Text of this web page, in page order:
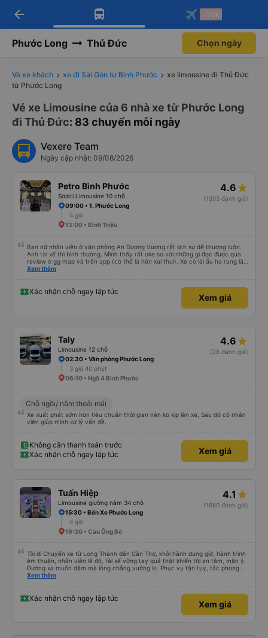
Tải app Vexere ngay!
Nhận ưu đãi thành viên độc
Mở app
Tải app Vexere
-30k/ghế khi đặt vé máy bay qua
Mở app
arrow_back -30k
Phước Long Thủ Đức Chọn ngày
Vé xe khách xe đi Sài Gòn từ Bình Phước
xe limousine đi Thủ Đức
từ Phước Long
Vé xe Limousine của 6 nhà xe từ Phước Long
đi Thủ Đức: 83 chuyến mỗi ngày
Vexere Team
Ngày cập nhật: 09/08/2026
Petro Bình Phước
Solati Limousine 10 chỗ
4.6
(1303 đánh giá)
09:00 • 1. Phước Long
4 giờ
13:00 • Bình Triệu
Bạn nữ nhân viên ở văn phòng An Dương Vương rất lịch sự dễ thương luôn.
Anh tài xế thì bình thường. Mình thấy rất oke so với những gì đọc được qua
review ở gg map và trên app (có thể là hên xui thui). Xe có lái ẩu ha rung lắc
hay không thì cũng ko rõ tại mình say xe nên ngủ ko à
Xem thêm
Xác nhận chỗ ngay lập tức
Xem giá
Taly
Limousine 12 chỗ
4.6
(28 đánh giá)
02:30 • Văn phòng Phước Long
3 giờ 40 phút
06:10 • Ngã 4 Bình Phước
Chỗ ngồi/ nằm thoải mái
Xe xuất phát sớm hơn tiêu chuẩn thời gian nên ko kịp lên xe, Sau đó có nhân
viên giúp mình xử lý vấn đề.
Không cần thanh toán trước
Xác nhận chỗ ngay lập tức
Xem giá
Tuấn Hiệp
Limousine giường nằm 34 chỗ
4.1
(1660 đánh giá)
15:30 • Bến Xe Phước Long
4 giờ
19:30 • Cầu Ông Bố
Tôi đi Chuyến xe từ Long Thành đến Cần Thơ, khởi hành đúng giờ, hành trình
êm thuận, nhân viên lễ độ, tài xế vững tay quả thật khiến tôi an tâm, mãn ý.
Đường xa muôn dặm mà lòng chẳng vướng lo. Phục vụ tận tụy, tác phong
nghiêm cẩn, hiếm thấy giữa thời buổi kim tiền vội vã. Xã hội loạn đạo. Xin gửi
Xem thêm
Xác nhận chỗ ngay lập tức
Xem giá